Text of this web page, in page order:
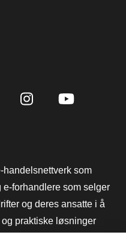
som
forhandlere som selger
og deres ansatte i å
praktiske løsninger